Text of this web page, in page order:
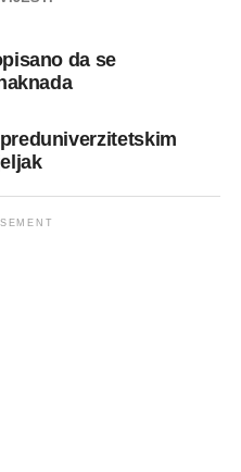
da se